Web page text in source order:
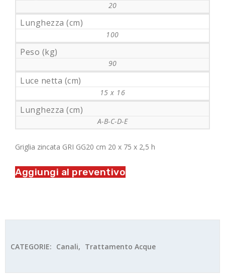
20
Lunghezza (cm)
100
Peso (kg)
90
Luce netta (cm)
15 x 16
Lunghezza (cm)
A-B-C-D-E
Griglia zincata GRI GG20 cm 20 x 75 x 2,5 h
Aggiungi al preventivo
CATEGORIE: Canali, Trattamento Acque